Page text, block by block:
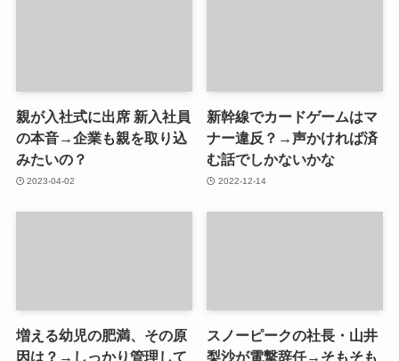
親が入社式に出席 新入社員
の本音→企業も親を取り込
みたいの？
2023-04-02
新幹線でカードゲームはマ
ナー違反？→声かければ済
む話でしかないかな
2022-12-14
増える幼児の肥満、その原
因は？→しっかり管理して
スノーピークの社長・山井
梨沙が電撃辞任→そもそも